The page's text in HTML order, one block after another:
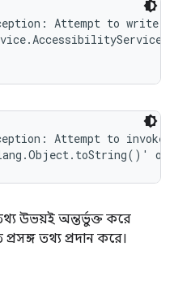
Attempt to
Attempt to invoke
on
উভয়ই অন্তর্ভুক্ত করে
তথ্য প্রদান করে।